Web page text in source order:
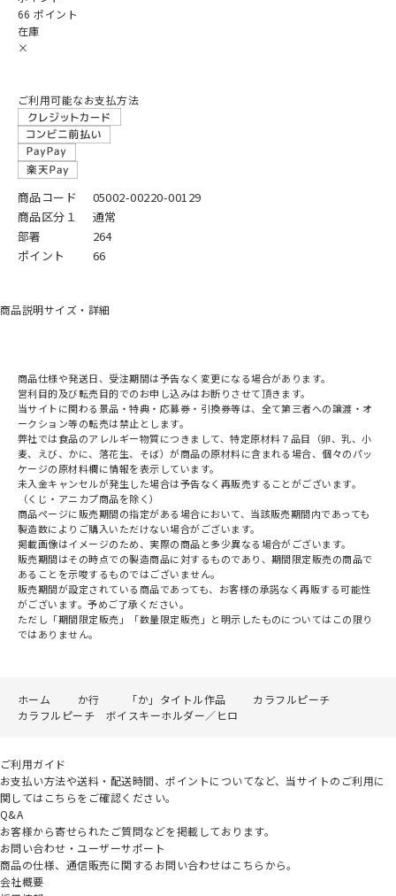
66 ポイント
在庫
×
ご利用可能なお支払方法
商品コード
05002-00220-00129
商品区分１
通常
部署
264
ポイント
66
商品説明サイズ・詳細
商品仕様や発送日、受注期間は予告なく変更になる場合があります。
営利目的及び転売目的でのお申し込みはお断りさせて頂きます。
当サイトに関わる景品・特典・応募券・引換券等は、全て第三者への譲渡・オ
ークション等の転売は禁止とします。
弊社では食品のアレルギー物質につきまして、特定原材料７品目（卵、乳、小
麦、えび、かに、落花生、そば）が商品の原材料に含まれる場合、個々のパッ
ケージの原材料欄に情報を表示しています。
未入金キャンセルが発生した場合は予告なく再販売することがございます。
（くじ・アニカプ商品を除く）
商品ページに販売期間の指定がある場合において、当該販売期間内であっても
製造数によりご購入いただけない場合がございます。
掲載画像はイメージのため、実際の商品と多少異なる場合がございます。
販売期間はその時点での製造商品に対するものであり、期間限定販売の商品で
あることを示唆するものではございません。
販売期間が設定されている商品であっても、お客様の承諾なく再販する可能性
がございます。予めご了承ください。
ただし「期間限定販売」「数量限定販売」と明示したものについてはこの限り
ではありません。
ホーム か行 「か」タイトル作品
カラフルピーチ
カラフルピーチ ボイスキーホルダー／ヒロ
ご利用ガイド
お支払い方法や送料・配送時間、ポイントについてなど、当サイトのご利用に
関してはこちらをご確認ください。
Q&A
お客様から寄せられたご質問などを掲載しております。
お問い合わせ・ユーザーサポート
商品の仕様、通信販売に関するお問い合わせはこちらから。
会社概要